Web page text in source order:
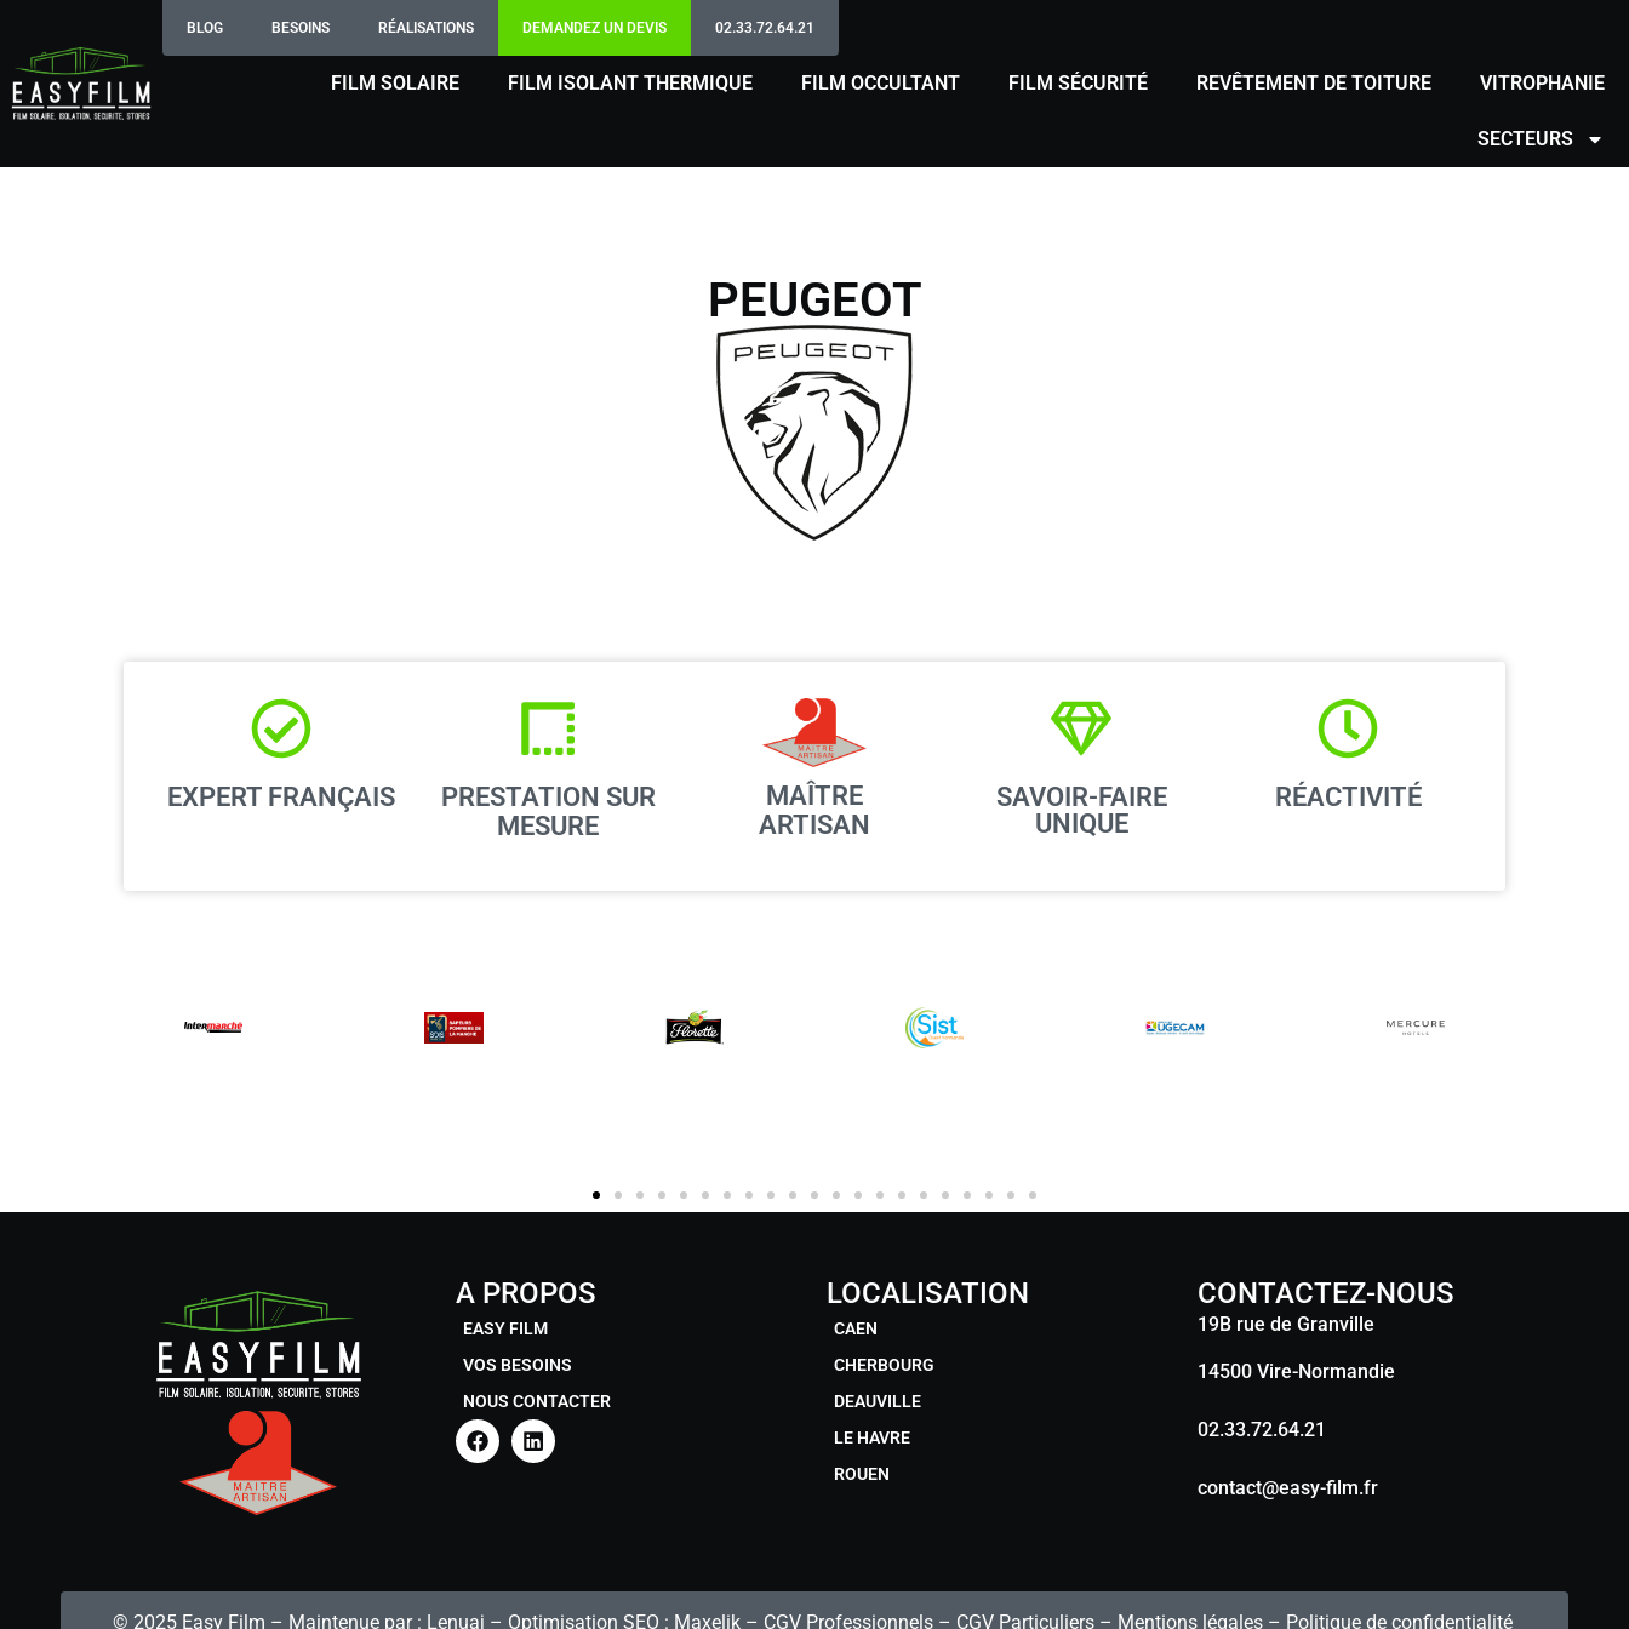
BLOG BESOINS RÉALISATIONS DEMANDEZ UN DEVIS 02.33.72.64.21
FILM SOLAIRE FILM ISOLANT THERMIQUE FILM OCCULTANT FILM SÉCURITÉ REVÊTEMENT DE TOITURE VITROPHANIE
SECTEURS
PEUGEOT
EXPERT FRANÇAIS
PRESTATION SUR
MESURE
MAÎTRE
ARTISAN
SAVOIR-FAIRE
UNIQUE
RÉACTIVITÉ
A PROPOS
EASY FILM
VOS BESOINS
NOUS CONTACTER
LOCALISATION
CAEN
CHERBOURG
DEAUVILLE
LE HAVRE
ROUEN
CONTACTEZ-NOUS
19B rue de Granville
14500 Vire-Normandie
02.33.72.64.21
contact@easy-film.fr
© 2025 Easy Film – Maintenue par : Lenuaj – Optimisation SEO : Maxelik– CGV Professionnels– CGV Particuliers– Mentions légales– Politique de confidentialité